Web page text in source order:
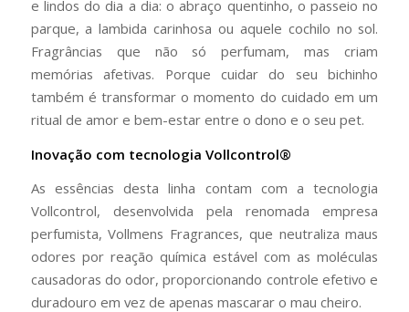
e lindos do dia a dia: o abraço quentinho, o passeio no
parque, a lambida carinhosa ou aquele cochilo no sol.
Fragrâncias que não só perfumam, mas criam
memórias afetivas. Porque cuidar do seu bichinho
também é transformar o momento do cuidado em um
ritual de amor e bem-estar entre o dono e o seu pet.
Inovação com tecnologia Vollcontrol®
As essências desta linha contam com a tecnologia
Vollcontrol, desenvolvida pela renomada empresa
perfumista, Vollmens Fragrances, que neutraliza maus
odores por reação química estável com as moléculas
causadoras do odor, proporcionando controle efetivo e
duradouro em vez de apenas mascarar o mau cheiro.